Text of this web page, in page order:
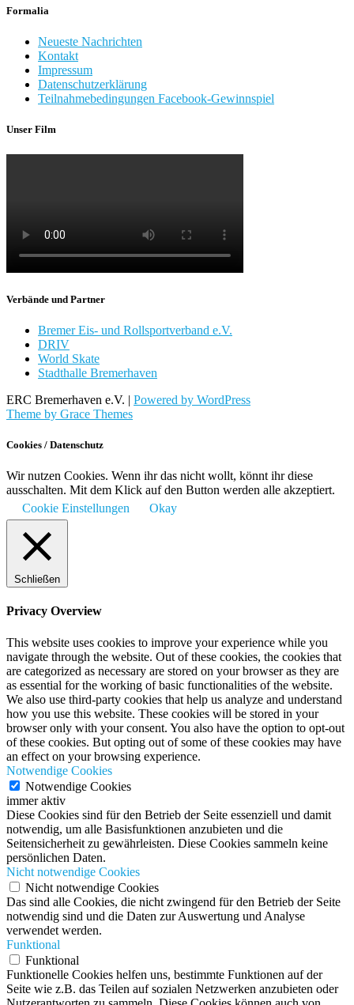
Formalia
Neueste Nachrichten
Kontakt
Impressum
Datenschutzerklärung
Teilnahmebedingungen Facebook-Gewinnspiel
Unser Film
Verbände und Partner
Bremer Eis- und Rollsportverband e.V.
DRIV
World Skate
Stadthalle Bremerhaven
ERC Bremerhaven e.V. | Powered by WordPress
Theme by Grace Themes
Cookies / Datenschutz
Wir nutzen Cookies. Wenn ihr das nicht wollt, könnt ihr diese
ausschalten. Mit dem Klick auf den Button werden alle akzeptiert.
Cookie Einstellungen
Okay
Schließen
Privacy Overview
This website uses cookies to improve your experience while you
navigate through the website. Out of these cookies, the cookies that
are categorized as necessary are stored on your browser as they are
as essential for the working of basic functionalities of the website.
We also use third-party cookies that help us analyze and understand
how you use this website. These cookies will be stored in your
browser only with your consent. You also have the option to opt-out
of these cookies. But opting out of some of these cookies may have
an effect on your browsing experience.
Notwendige Cookies
Notwendige Cookies
immer aktiv
Diese Cookies sind für den Betrieb der Seite essenziell und damit
notwendig, um alle Basisfunktionen anzubieten und die
Seitensicherheit zu gewährleisten. Diese Cookies sammeln keine
persönlichen Daten.
Nicht notwendige Cookies
Nicht notwendige Cookies
Das sind alle Cookies, die nicht zwingend für den Betrieb der Seite
notwendig sind und die Daten zur Auswertung und Analyse
verwendet werden.
Funktional
Funktional
Funktionelle Cookies helfen uns, bestimmte Funktionen auf der
Seite wie z.B. das Teilen auf sozialen Netzwerken anzubieten oder